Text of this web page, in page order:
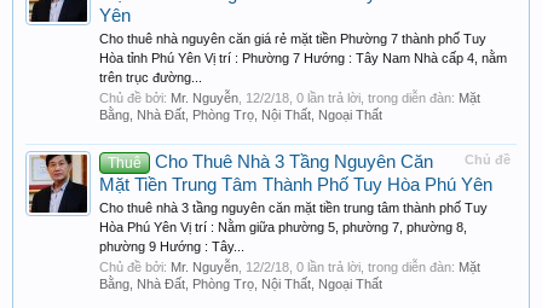
Yên
Cho thuê nhà nguyên căn giá rẻ mặt tiền Phường 7 thành phố Tuy
Hòa tỉnh Phú Yên Vị trí : Phường 7 Hướng : Tây Nam Nhà cấp 4, nằm
trên trục đường...
Chủ đề bởi: Mr. Nguyễn 12/2/18 , 0 lần trả lời, trong diễn đàn: Mặt
Bằng, Nhà Đất, Phòng Trọ, Nội Thất, Ngoại Thất
Chủ đề
Thuê
Cho Thuê Nhà 3 Tầng Nguyên Căn
Mặt Tiền Trung Tâm Thành Phố Tuy Hòa Phú Yên
Cho thuê nhà 3 tầng nguyên căn mặt tiền trung tâm thành phố Tuy
Hòa Phú Yên Vị trí : Nằm giữa phường 5, phường 7, phường 8,
phường 9 Hướng : Tây...
Chủ đề bởi: Mr. Nguyễn 12/2/18 , 0 lần trả lời, trong diễn đàn: Mặt
Bằng, Nhà Đất, Phòng Trọ, Nội Thất, Ngoại Thất